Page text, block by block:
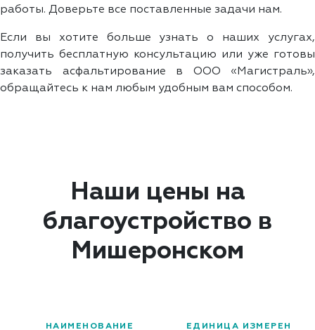
работы. Доверьте все поставленные задачи нам.
Если вы хотите больше узнать о наших услугах,
получить бесплатную консультацию или уже готовы
заказать асфальтирование в ООО «Магистраль»,
обращайтесь к нам любым удобным вам способом.
Наши цены на
благоустройство в
Мишеронском
НАИМЕНОВАНИЕ ЕДИНИЦА ИЗМЕРЕНИЯ